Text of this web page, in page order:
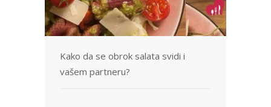
Kako da se obrok salata svidi i
vašem partneru?